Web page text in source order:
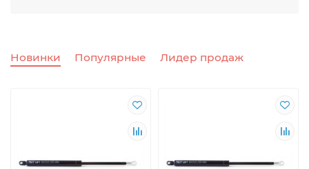
Новинки Популярные Лидер продаж